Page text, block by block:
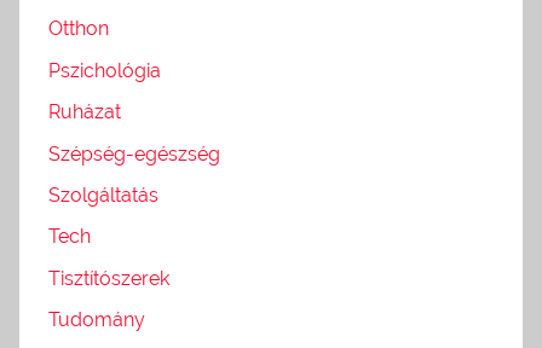
Otthon
Pszichológia
Ruházat
Szépség-egészség
Szolgáltatás
Tech
Tisztítószerek
Tudomány